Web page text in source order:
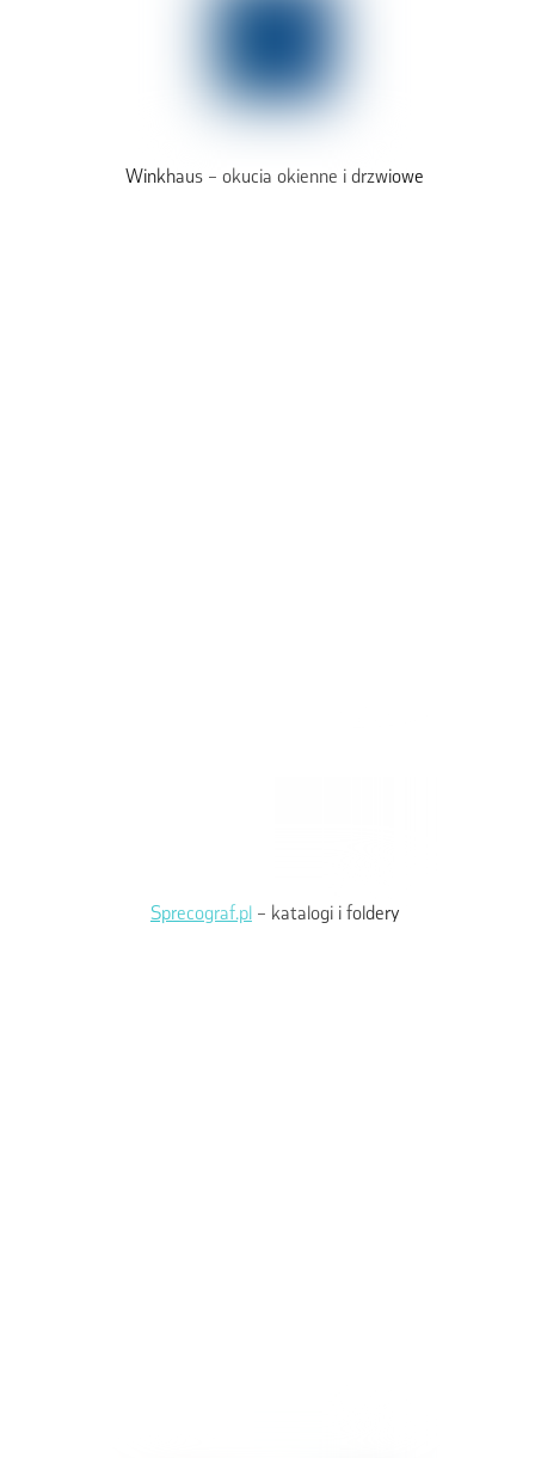
Winkhaus – okucia okienne i drzwiowe
Sprecograf.pl– katalogi i foldery